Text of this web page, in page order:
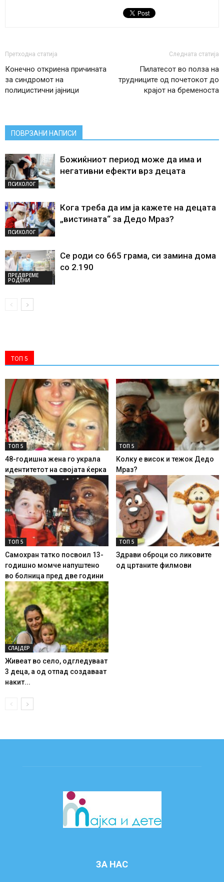
Претходна статија
Конечно откриена причината
за синдромот на
полицистични јајници
Следната статија
Пилатесот во полза на
трудниците од почетокот до
крајот на бременоста
ПОВРЗАНИ НАПИСИ
ПСИХОЛОГ
Божиќниот период може да има и
негативни ефекти врз децата
ПСИХОЛОГ
Кога треба да им ја кажете на децата
„вистината“ за Дедо Мраз?
ПРЕДВРЕМЕ
РОДЕНИ
Се роди со 665 грама, си замина дома
со 2.190
ТОП 5
ТОП 5
48-годишна жена го украла
идентитетот на својата ќерка
ТОП 5
Колку е висок и тежок Дедо
Мраз?
ТОП 5
Самохран татко посвоил 13-
годишно момче напуштено
во болница пред две години
ТОП 5
Здрави оброци со ликовите
од цртаните филмови
СЛАЈДЕР
Живеат во село, одгледуваат
3 деца, а од отпад создаваат
накит...
ЗА НАС